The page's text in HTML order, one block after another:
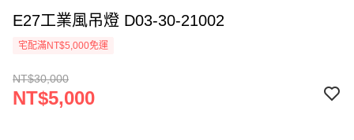
E27工業風吊燈 D03-30-21002
宅配滿NT$5,000免運
NT$30,000
NT$5,000